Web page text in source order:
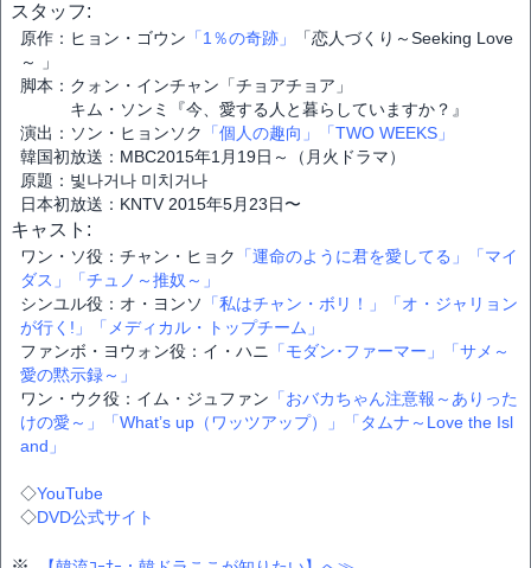
スタッフ:
原作：ヒョン・ゴウン 「1％の奇跡」
「恋人づくり～Seeking Love
～ 」
脚本：クォン・インチャン「チョアチョア」
キム・ソンミ『今、愛する人と暮らしていますか？』
演出：ソン・ヒョンソク
「個人の趣向」
「TWO WEEKS」
韓国初放送：MBC2015年1月19日～（月火ドラマ）
原題：빛나거나 미치거나
日本初放送：KNTV 2015年5月23日〜
キャスト:
ワン・ソ役：チャン・ヒョク 「運命のように君を愛してる」
「マイ
ダス」
「チュノ～推奴～」
シンユル役：オ・ヨンソ
「私はチャン・ボリ！」
「オ・ジャリョン
が行く!」
「メディカル・トップチーム」
ファンボ・ヨウォン役：イ・ハニ
「モダン･ファーマー」
「サメ～
愛の黙示録～」
ワン・ウク役：イム・ジュファン 「おバカちゃん注意報～ありった
けの愛～」
「What’s up（ワッツアップ）」
「タムナ～Love the Isl
and」
◇YouTube
◇DVD公式サイト